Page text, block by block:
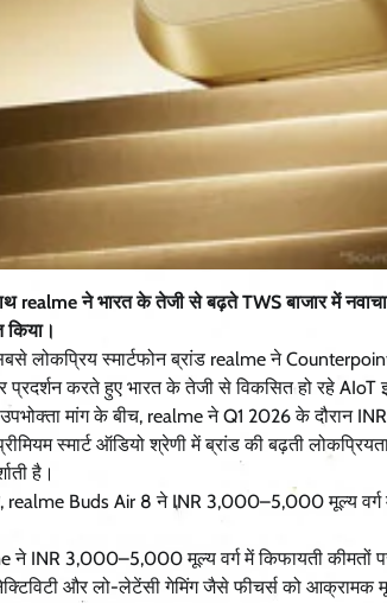
realme ने भारत के तेजी से बढ़ते TWS बाजार में
लोकप्रिय स्मार्टफोन ब्रांड realme ने
प्रदर्शन करते हुए भारत के तेजी से विकसित हो रहे
मांग के बीच, realme ने Q1 2026 के दौरान
स्मार्ट ऑडियो श्रेणी में ब्रांड की बढ़ती
है।
realme Buds Air 8 ने INR 3,000–5,000 मूल्य वर्ग
INR 3,000–5,000 मूल्य वर्ग में किफायती कीमतों
और लो-लेटेंसी गेमिंग जैसे फीचर्स को आक्रामक